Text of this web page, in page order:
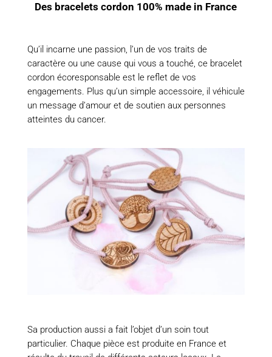
Des bracelets cordon 100% made in France
Qu’il incarne une passion, l’un de vos traits de
caractère ou une cause qui vous a touché, ce bracelet
cordon écoresponsable est le reflet de vos
engagements. Plus qu’un simple accessoire, il véhicule
un message d’amour et de soutien aux personnes
atteintes du cancer.
Sa production aussi a fait l’objet d’un soin tout
particulier. Chaque pièce est produite en France et